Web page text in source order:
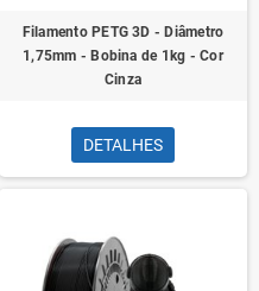
Filamento PETG 3D - Diâmetro
1,75mm - Bobina de 1kg - Cor
Cinza
DETALHES